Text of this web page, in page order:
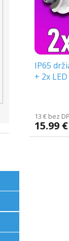
u
IP65
+ 2x
13 € bez
15.99 €